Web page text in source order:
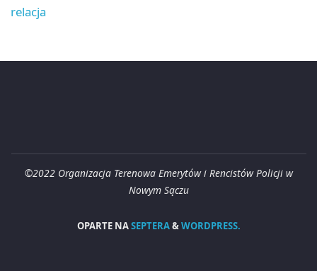
relacja
©2022 Organizacja Terenowa Emerytów i Rencistów Policji w
Nowym Sączu
OPARTE NASEPTERA&WORDPRESS.